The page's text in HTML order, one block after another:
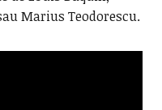
Marius Teodorescu.